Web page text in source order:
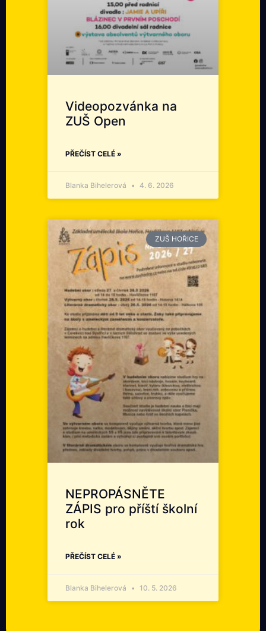
Videopozvánka na
ZUŠ Open
PŘEČÍST CELÉ »
Blanka Bihelerová 4. 6. 2026
ZUŠ HOŘICE
NEPROPÁSNĚTE
ZÁPIS pro příští školní
rok
PŘEČÍST CELÉ »
Blanka Bihelerová 10. 5. 2026